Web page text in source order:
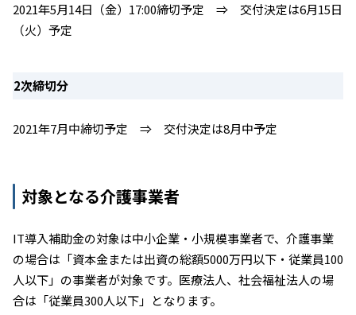
2021年5月14日（金）17:00締切予定 ⇒ 交付決定は6月15日
（火）予定
2次締切分
2021年7月中締切予定 ⇒ 交付決定は8月中予定
対象となる介護事業者
IT導入補助金の対象は中小企業・小規模事業者で、介護事業
の場合は「資本金または出資の総額5000万円以下・従業員100
人以下」の事業者が対象です。医療法人、社会福祉法人の場
合は「従業員300人以下」となります。